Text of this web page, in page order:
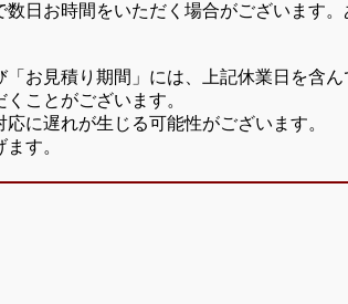
日お時間をいただく場合がございます。
お見積り期間」には、上記休業日を含ん
ことがございます。
に遅れが生じる可能性がございます。
す。